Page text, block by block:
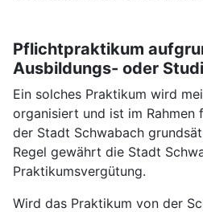
Pflichtpraktikum
Ausbildungs- oder
Ein solches Praktikum wird
organisiert und ist im Rahmen
der Stadt Schwabach
Regel gewährt die Stadt
Praktikumsvergütung.
Wird das Praktikum von der